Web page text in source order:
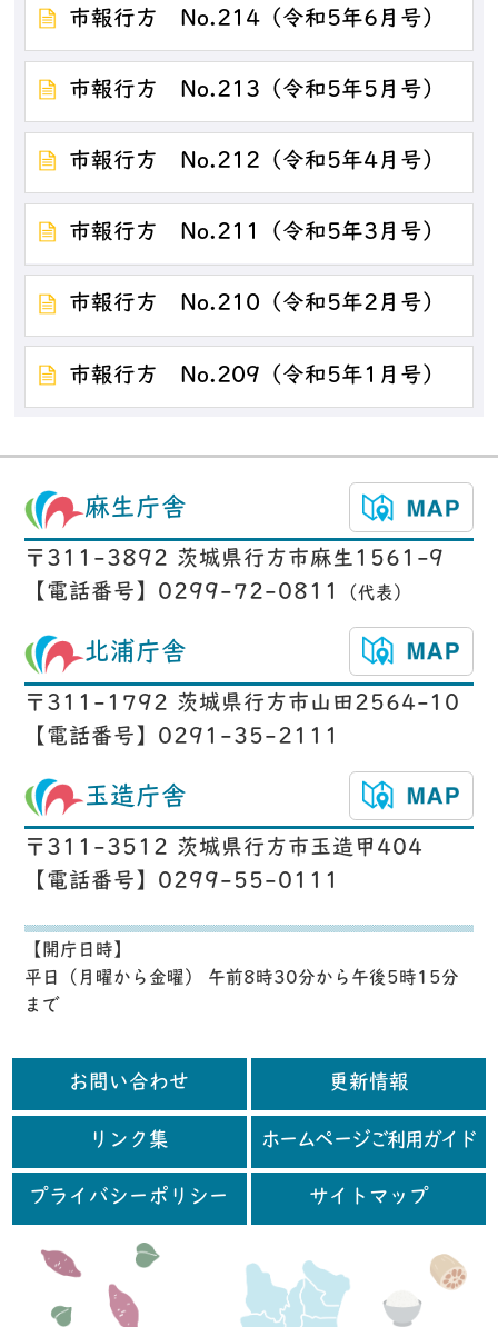
市報行方 No.214（令和5年6月号）
市報行方 No.213（令和5年5月号）
市報行方 No.212（令和5年4月号）
市報行方 No.211（令和5年3月号）
市報行方 No.210（令和5年2月号）
市報行方 No.209（令和5年1月号）
麻生庁舎
〒311-3892 茨城県行方市麻生1561-9
【電話番号】0299-72-0811
（代表）
北浦庁舎
〒311-1792 茨城県行方市山田2564-10
【電話番号】0291-35-2111
玉造庁舎
〒311-3512 茨城県行方市玉造甲404
【電話番号】0299-55-0111
【開庁日時】
平日（月曜から金曜） 午前8時30分から午後5時15分
まで
お問い合わせ 更新情報
リンク集 ホームページご利用ガイド
プライバシーポリシー サイトマップ